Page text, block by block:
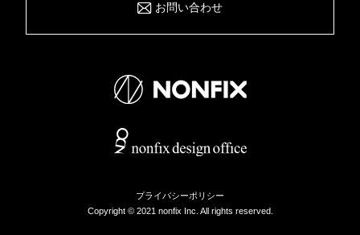
お問い合わせ
プライバシーポリシー
Copyright © 2021 nonfix Inc. All rights reserved.